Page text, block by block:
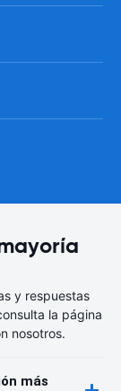
y respuestas
la página
nosotros.
más